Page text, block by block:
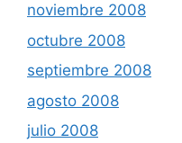
noviembre 2008
octubre 2008
septiembre 2008
agosto 2008
julio 2008